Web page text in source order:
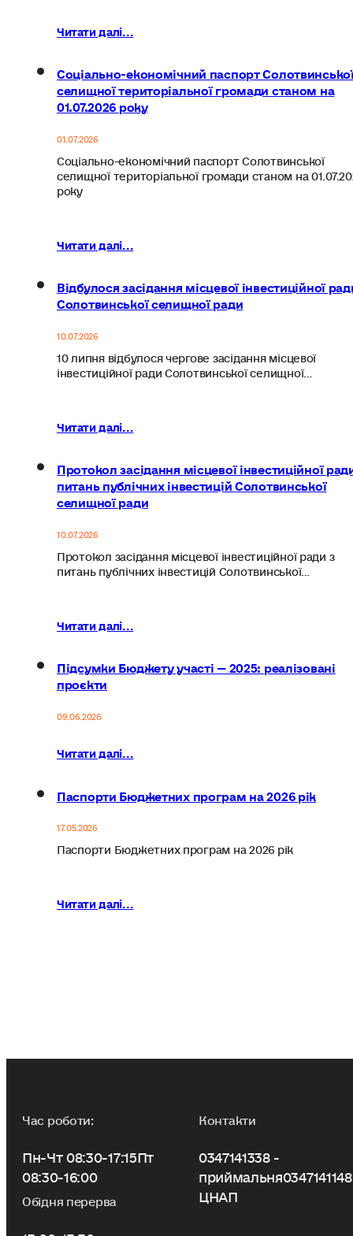
Читати далі...
Соціально-економічний паспорт
селищної територіальної громади станом на
01.07.2026 року
01.07.2026
Соціально-економічний паспорт Солотвинської
селищної територіальної громади станом на
року
Читати далі...
Відбулося засідання місцевої інвестиційної
Солотвинської селищної ради
10.07.2026
10 липня відбулося чергове засідання місцевої
інвестиційної ради Солотвинської селищної…
Читати далі...
Протокол засідання місцевої інвестиційної
питань публічних інвестицій Солотвинської
селищної ради
10.07.2026
Протокол засідання місцевої інвестиційної ради з
питань публічних інвестицій Солотвинської…
Читати далі...
Підсумки Бюджету участі — 2025: реалізовані
проєкти
09.06.2026
Читати далі...
Паспорти Бюджетних програм на 2026 рік
17.05.2026
Паспорти Бюджетних програм на 2026 рік
Читати далі...
Час роботи:
Пн-Чт 08:30-17:15Пт
08:30-16:00
Обідня перерва
Контакти
0347141338 -
приймальня
ЦНАП